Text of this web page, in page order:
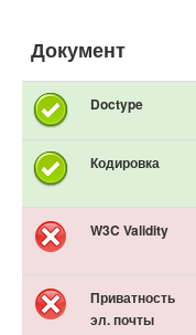
Документ
Doctype
Кодировка
W3C Validity
Приватность
эл. почты